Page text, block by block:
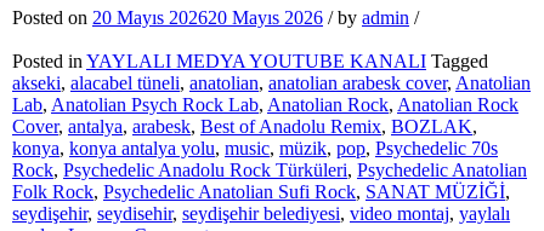
#keşfet
#trap
#arabic
#arabesk
Posted on 20 Mayıs 202620 Mayıs 2026 /by admin /
Posted inYAYLALI MEDYA YOUTUBE KANALI Tagged
akseki, alacabel tüneli, anatolian, anatolian arabesk cover, Anatolian
Lab, Anatolian Psych Rock Lab, Anatolian Rock, Anatolian Rock
Cover, antalya, arabesk, Best of Anadolu Remix, BOZLAK,
konya, konya antalya yolu, music, müzik, pop, Psychedelic 70s
Rock, Psychedelic Anadolu Rock Türküleri, Psychedelic Anatolian
Folk Rock, Psychedelic Anatolian Sufi Rock, SANAT MÜZİĞİ,
seydişehir, seydisehir, seydişehir belediyesi, video montaj, yaylalı